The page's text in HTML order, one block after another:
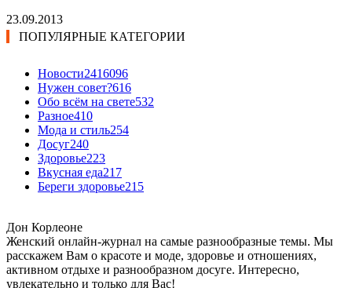
23.09.2013
ПОПУЛЯРНЫЕ КАТЕГОРИИ
Новости2416096
Нужен совет?616
Обо всём на свете532
Разное410
Мода и стиль254
Досуг240
Здоровье223
Вкусная еда217
Береги здоровье215
Дон Корлеоне
Женский онлайн-журнал на самые разнообразные темы. Мы
расскажем Вам о красоте и моде, здоровье и отношениях,
активном отдыхе и разнообразном досуге. Интересно,
увлекательно и только для Вас!